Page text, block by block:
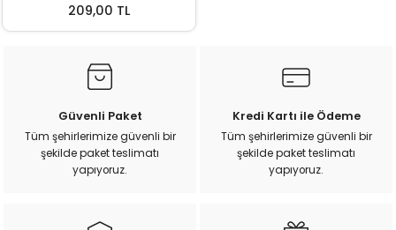
209,00 TL
Güvenli Paket
Tüm şehirlerimize güvenli bir
şekilde paket teslimatı
yapıyoruz.
Kredi Kartı ile Ödeme
Tüm şehirlerimize güvenli bir
şekilde paket teslimatı
yapıyoruz.